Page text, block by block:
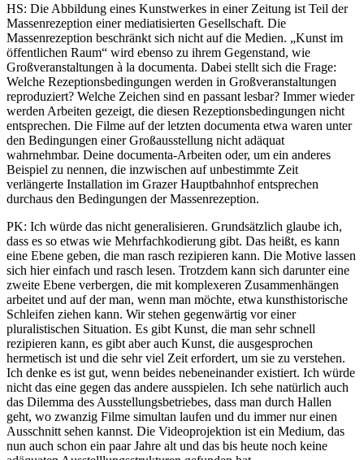
HS: Die Abbildung eines Kunstwerkes in einer Zeitung ist Teil der
Massenrezeption einer mediatisierten Gesellschaft. Die
Massenrezeption beschränkt sich nicht auf die Medien. „Kunst im
öffentlichen Raum“ wird ebenso zu ihrem Gegenstand, wie
Großveranstaltungen à la documenta. Dabei stellt sich die Frage:
Welche Rezeptionsbedingungen werden in Großveranstaltungen
reproduziert? Welche Zeichen sind en passant lesbar? Immer wieder
werden Arbeiten gezeigt, die diesen Rezeptionsbedingungen nicht
entsprechen. Die Filme auf der letzten documenta etwa waren unter
den Bedingungen einer Großausstellung nicht adäquat
wahrnehmbar. Deine documenta-Arbeiten oder, um ein anderes
Beispiel zu nennen, die inzwischen auf unbestimmte Zeit
verlängerte Installation im Grazer Hauptbahnhof entsprechen
durchaus den Bedingungen der Massenrezeption.
PK: Ich würde das nicht generalisieren. Grundsätzlich glaube ich,
dass es so etwas wie Mehrfachkodierung gibt. Das heißt, es kann
eine Ebene geben, die man rasch rezipieren kann. Die Motive lassen
sich hier einfach und rasch lesen. Trotzdem kann sich darunter eine
zweite Ebene verbergen, die mit komplexeren Zusammenhängen
arbeitet und auf der man, wenn man möchte, etwa kunsthistorische
Schleifen ziehen kann. Wir stehen gegenwärtig vor einer
pluralistischen Situation. Es gibt Kunst, die man sehr schnell
rezipieren kann, es gibt aber auch Kunst, die ausgesprochen
hermetisch ist und die sehr viel Zeit erfordert, um sie zu verstehen.
Ich denke es ist gut, wenn beides nebeneinander existiert. Ich würde
nicht das eine gegen das andere ausspielen. Ich sehe natürlich auch
das Dilemma des Ausstellungsbetriebes, dass man durch Hallen
geht, wo zwanzig Filme simultan laufen und du immer nur einen
Ausschnitt sehen kannst. Die Videoprojektion ist ein Medium, das
nun auch schon ein paar Jahre alt und das bis heute noch keine